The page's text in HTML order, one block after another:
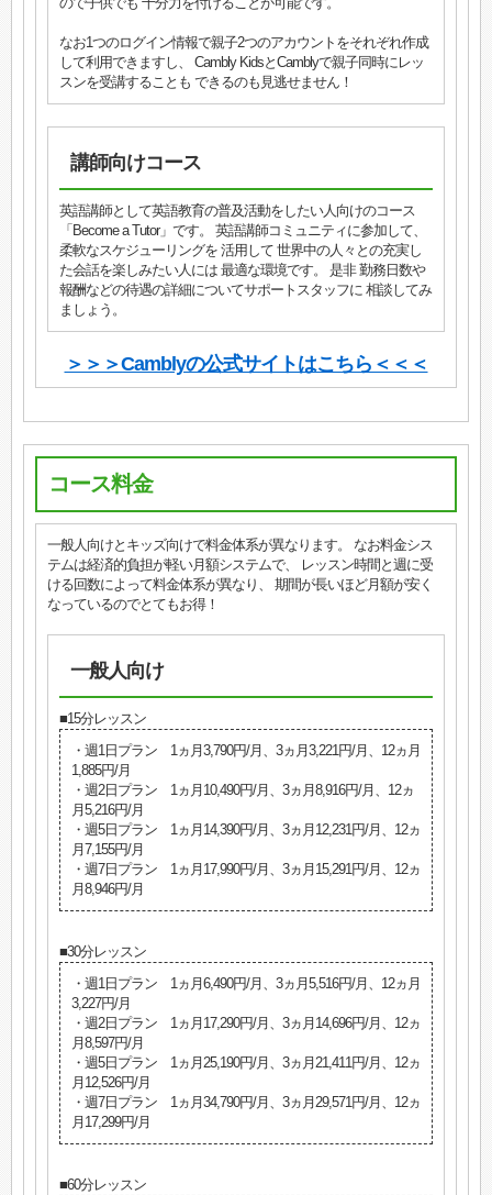
なお1つのログイン情報で親子2つのアカウントをそれぞれ作成
して利用できますし、 Cambly KidsとCamblyで親子同時にレッ
スンを受講することも できるのも見逃せません！
講師向けコース
英語講師として英語教育の普及活動をしたい人向けのコース
「Become a Tutor」です。 英語講師コミュニティに参加して、
柔軟なスケジューリングを 活用して 世界中の人々との充実し
た会話を楽しみたい人には 最適な環境です。 是非 勤務日数や
報酬などの待遇の詳細についてサポートスタッフに 相談してみ
ましょう。
＞＞＞Camblyの公式サイトはこちら＜＜＜
コース料金
一般人向けとキッズ向けで料金体系が異なります。 なお料金シス
テムは経済的負担が軽い月額システムで、 レッスン時間と週に受
ける回数によって料金体系が異なり、 期間が長いほど月額が安く
なっているのでとてもお得！
一般人向け
■15分レッスン
・週1日プラン 1ヵ月3,790円/月、3ヵ月3,221円/月、12ヵ月
1,885円/月
・週2日プラン 1ヵ月10,490円/月、3ヵ月8,916円/月、12ヵ
月5,216円/月
・週5日プラン 1ヵ月14,390円/月、3ヵ月12,231円/月、12ヵ
月7,155円/月
・週7日プラン 1ヵ月17,990円/月、3ヵ月15,291円/月、12ヵ
月8,946円/月
■30分レッスン
・週1日プラン 1ヵ月6,490円/月、3ヵ月5,516円/月、12ヵ月
3,227円/月
・週2日プラン 1ヵ月17,290円/月、3ヵ月14,696円/月、12ヵ
月8,597円/月
・週5日プラン 1ヵ月25,190円/月、3ヵ月21,411円/月、12ヵ
月12,526円/月
・週7日プラン 1ヵ月34,790円/月、3ヵ月29,571円/月、12ヵ
月17,299円/月
■60分レッスン